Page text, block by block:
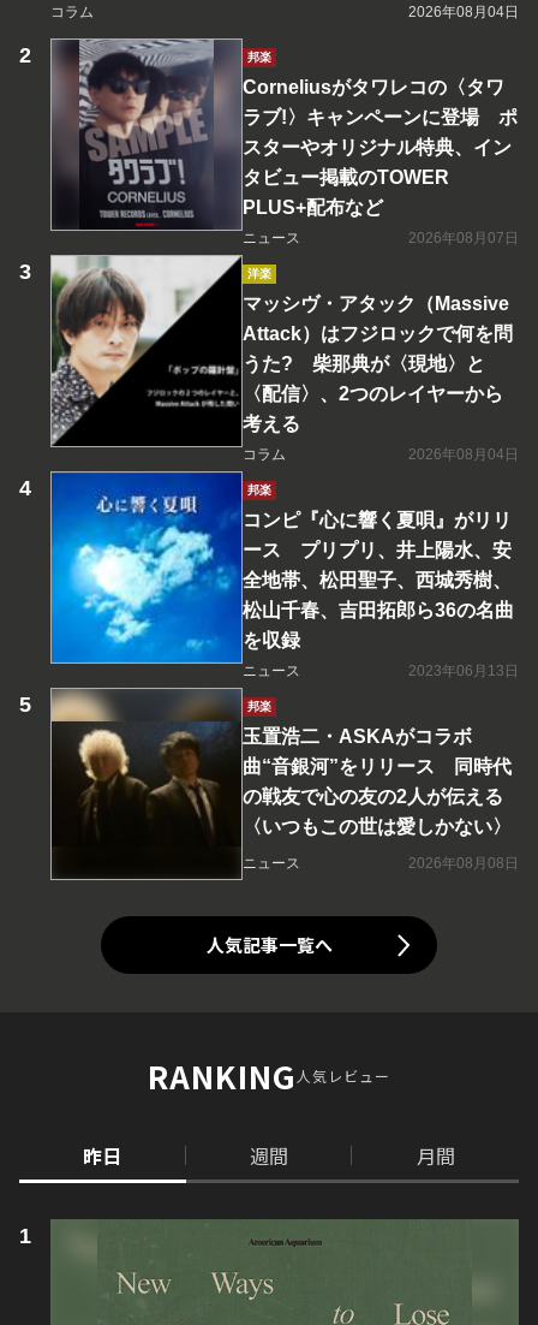
コラム 2026年08月04日
邦楽
Corneliusがタワレコの〈タワ
ラブ!〉キャンペーンに登場 ポ
スターやオリジナル特典、イン
タビュー掲載のTOWER
PLUS+配布など
ニュース 2026年08月07日
洋楽
マッシヴ・アタック（Massive
Attack）はフジロックで何を問
うた? 柴那典が〈現地〉と
〈配信〉、2つのレイヤーから
考える
コラム 2026年08月04日
邦楽
コンピ『心に響く夏唄』がリリ
ース プリプリ、井上陽水、安
全地帯、松田聖子、西城秀樹、
松山千春、吉田拓郎ら36の名曲
を収録
ニュース 2023年06月13日
邦楽
玉置浩二・ASKAがコラボ
曲“音銀河”をリリース 同時代
の戦友で心の友の2人が伝える
〈いつもこの世は愛しかない〉
ニュース 2026年08月08日
人気記事一覧へ
RANKING人気レビュー
昨日 週間 月間